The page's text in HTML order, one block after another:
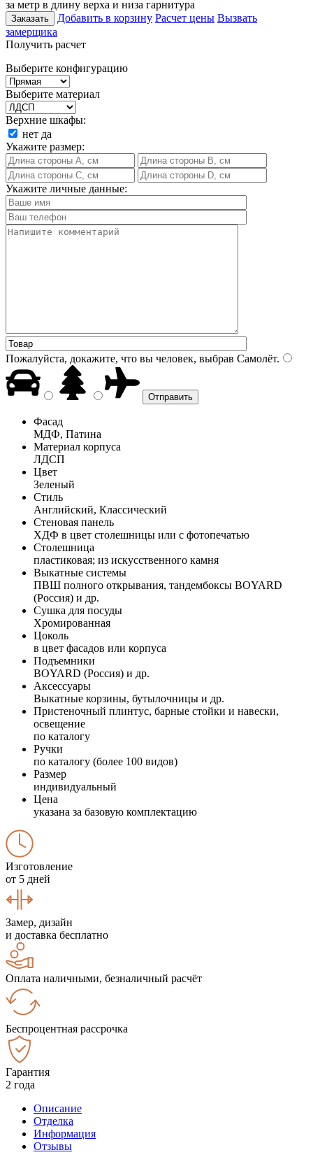
за метр в длину верха и низа гарнитура
Заказать Добавить в корзину Расчет цены Вызвать
замерщика
Получить расчет
Выберите конфигурацию
Выберите материал
Верхние шкафы:
нет да
Укажите размер:
Укажите личные данные:
Пожалуйста, докажите, что вы человек, выбрав Самолёт.
Фасад
МДФ, Патина
Материал корпуса
ЛДСП
Цвет
Зеленый
Стиль
Английский, Классический
Стеновая панель
ХДФ в цвет столешницы или с фотопечатью
Столешница
пластиковая; из искусственного камня
Выкатные системы
ПВШ полного открывания, тандембоксы BOYARD
(Россия) и др.
Сушка для посуды
Хромированная
Цоколь
в цвет фасадов или корпуса
Подъемники
BOYARD (Россия) и др.
Аксессуары
Выкатные корзины, бутылочницы и др.
Пристеночный плинтус, барные стойки и навески,
освещение
по каталогу
Ручки
по каталогу (более 100 видов)
Размер
индивидуальный
Цена
указана за базовую комплектацию
Изготовление
от 5 дней
Замер, дизайн
и доставка бесплатно
Оплата наличными, безналичный расчёт
Беспроцентная рассрочка
Гарантия
2 года
Описание
Отделка
Информация
Отзывы